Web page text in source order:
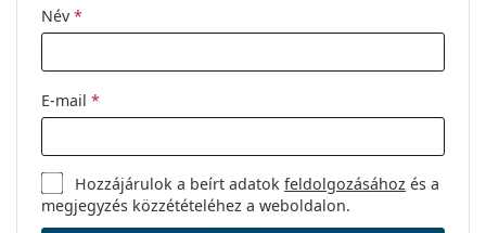
Név *
E-mail *
Hozzájárulok a beírt adatokfeldolgozásához és a
megjegyzés közzétételéhez a weboldalon.